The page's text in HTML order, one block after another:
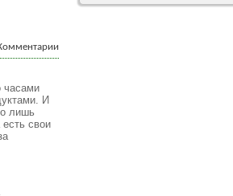
часами
И
лишь
свои